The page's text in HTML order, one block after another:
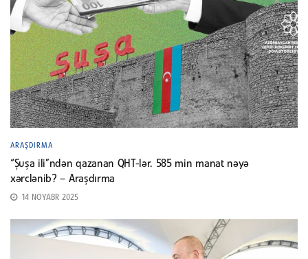
ARAŞDIRMA
“Şuşa ili”ndən qazanan QHT-lər. 585 min manat nəyə
xərclənib? – Araşdırma
14 NOYABR 2025